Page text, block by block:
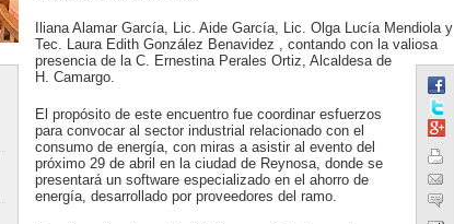
Iliana Alamar García, Lic. Aide García, Lic. Olga Lucía Mendiola y
Tec. Laura Edith González Benavidez , contando con la valiosa
presencia de la C. Ernestina Perales Ortiz, Alcaldesa de
H. Camargo.
El propósito de este encuentro fue coordinar esfuerzos
para convocar al sector industrial relacionado con el
consumo de energía, con miras a asistir al evento del
próximo 29 de abril en la ciudad de Reynosa, donde se
presentará un software especializado en el ahorro de
energía, desarrollado por proveedores del ramo.